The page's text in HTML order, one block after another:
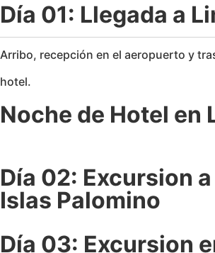
Día 01: Llegada a
Arribo, recepción en el aeropuerto y
hotel.
Noche de Hotel en
Día 02: Excursion
Islas Palomino
Día 03: Excursion